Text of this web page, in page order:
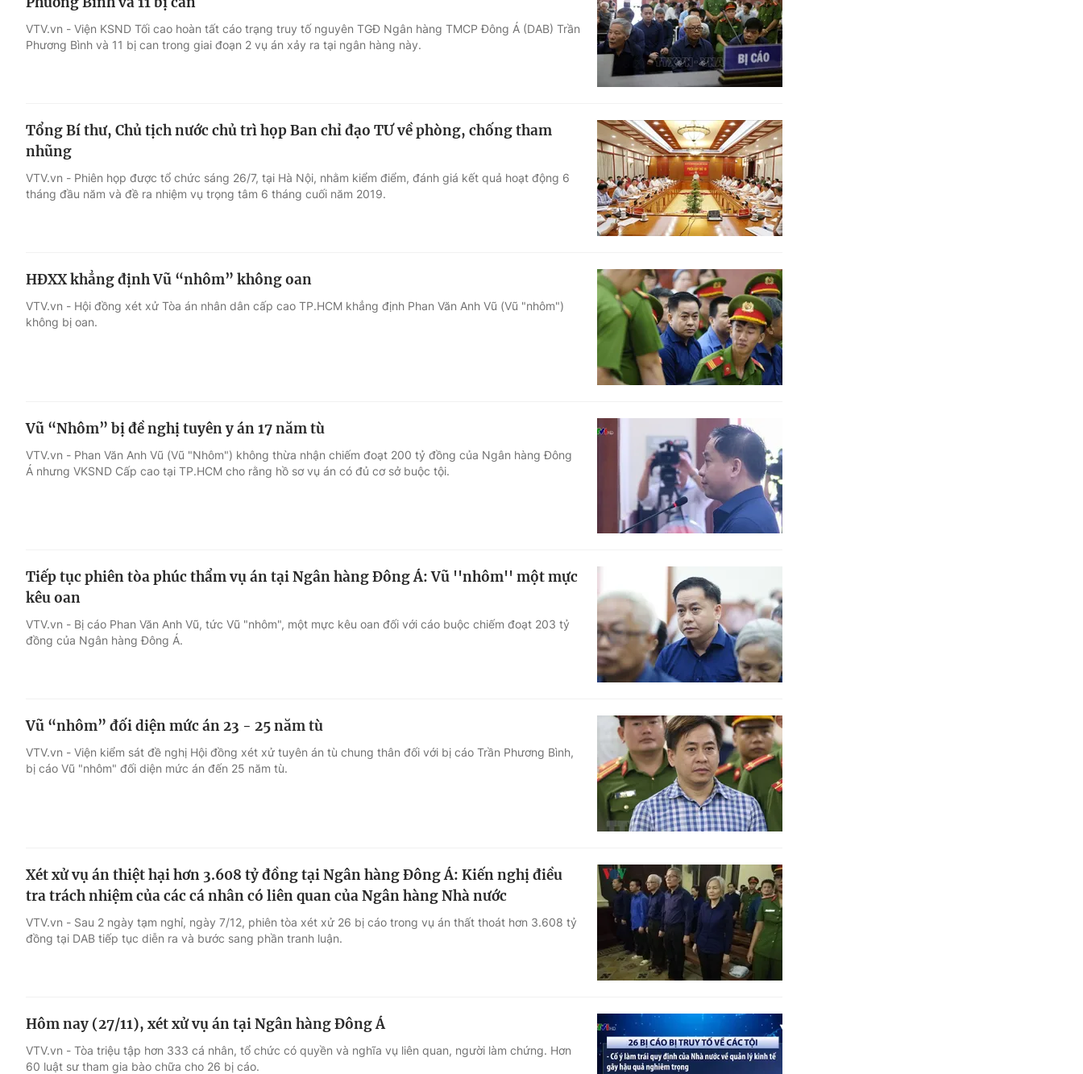
VTV.vn - Viện KSND Tối cao hoàn tất cáo trạng truy tố nguyên TGĐ Ngân hàng TMCP Đông Á (DAB) Trần
Phương Bình và 11 bị can trong giai đoạn 2 vụ án xảy ra tại ngân hàng này.
Tổng Bí thư, Chủ tịch nước chủ trì họp Ban chỉ đạo TƯ về phòng, chống tham
nhũng
VTV.vn - Phiên họp được tổ chức sáng 26/7, tại Hà Nội, nhằm kiểm điểm, đánh giá kết quả hoạt động 6
tháng đầu năm và đề ra nhiệm vụ trọng tâm 6 tháng cuối năm 2019.
HĐXX khẳng định Vũ “nhôm” không oan
VTV.vn - Hội đồng xét xử Tòa án nhân dân cấp cao TP.HCM khẳng định Phan Văn Anh Vũ (Vũ "nhôm")
không bị oan.
Vũ “Nhôm” bị đề nghị tuyên y án 17 năm tù
VTV.vn - Phan Văn Anh Vũ (Vũ "Nhôm") không thừa nhận chiếm đoạt 200 tỷ đồng của Ngân hàng Đông
Á nhưng VKSND Cấp cao tại TP.HCM cho rằng hồ sơ vụ án có đủ cơ sở buộc tội.
Tiếp tục phiên tòa phúc thẩm vụ án tại Ngân hàng Đông Á: Vũ ''nhôm'' một mực
kêu oan
VTV.vn - Bị cáo Phan Văn Anh Vũ, tức Vũ "nhôm", một mực kêu oan đối với cáo buộc chiếm đoạt 203 tỷ
đồng của Ngân hàng Đông Á.
Vũ “nhôm” đối diện mức án 23 - 25 năm tù
VTV.vn - Viện kiểm sát đề nghị Hội đồng xét xử tuyên án tù chung thân đối với bị cáo Trần Phương Bình,
bị cáo Vũ "nhôm" đối diện mức án đến 25 năm tù.
Xét xử vụ án thiệt hại hơn 3.608 tỷ đồng tại Ngân hàng Đông Á: Kiến nghị điều
tra trách nhiệm của các cá nhân có liên quan của Ngân hàng Nhà nước
VTV.vn - Sau 2 ngày tạm nghỉ, ngày 7/12, phiên tòa xét xử 26 bị cáo trong vụ án thất thoát hơn 3.608 tỷ
đồng tại DAB tiếp tục diễn ra và bước sang phần tranh luận.
Hôm nay (27/11), xét xử vụ án tại Ngân hàng Đông Á
VTV.vn - Tòa triệu tập hơn 333 cá nhân, tổ chức có quyền và nghĩa vụ liên quan, người làm chứng. Hơn
60 luật sư tham gia bào chữa cho 26 bị cáo.